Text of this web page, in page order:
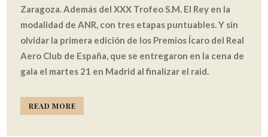
Zaragoza. Además del XXX Trofeo S.M. El Rey en la
modalidad de ANR, con tres etapas puntuables. Y sin
olvidar la primera edición de los Premios Ícaro del Real
Aero Club de España, que se entregaron en la cena de
gala el martes 21 en Madrid al finalizar el raid.
READ MORE